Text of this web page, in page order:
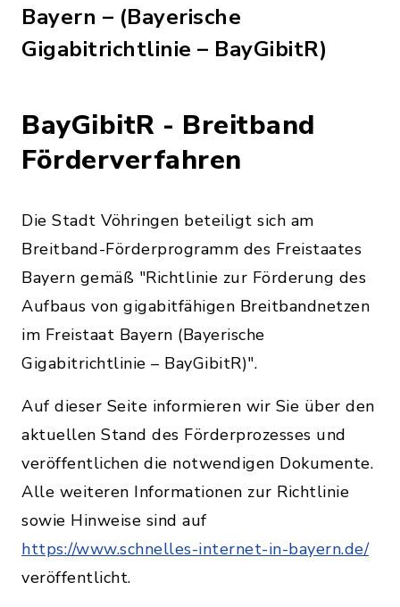
Bayern – (Bayerische
Gigabitrichtlinie – BayGibitR)
BayGibitR - Breitband
Förderverfahren
Die Stadt Vöhringen beteiligt sich am
Breitband-Förderprogramm des Freistaates
Bayern gemäß "Richtlinie zur Förderung des
Aufbaus von gigabitfähigen Breitbandnetzen
im Freistaat Bayern (Bayerische
Gigabitrichtlinie – BayGibitR)".
Auf dieser Seite informieren wir Sie über den
aktuellen Stand des Förderprozesses und
veröffentlichen die notwendigen Dokumente.
Alle weiteren Informationen zur Richtlinie
sowie Hinweise sind auf
https://www.schnelles-internet-in-bayern.de/
veröffentlicht.